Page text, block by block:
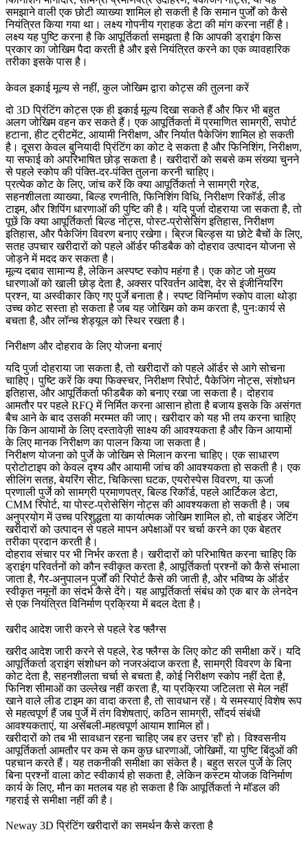
समझाने वाली एक छोटी व्याख्या शामिल हो सकती है कि समान पुर्जों को कैसे
नियंत्रित किया गया था। लक्ष्य गोपनीय ग्राहक डेटा की मांग करना नहीं है।
लक्ष्य यह पुष्टि करना है कि आपूर्तिकर्ता समझता है कि आपकी ड्राइंग किस
प्रकार का जोखिम पैदा करती है और इसे नियंत्रित करने का एक व्यावहारिक
तरीका इसके पास है।
केवल इकाई मूल्य से नहीं, कुल जोखिम द्वारा कोट्स की तुलना करें
दो 3D प्रिंटिंग कोट्स एक ही इकाई मूल्य दिखा सकते हैं और फिर भी बहुत
अलग जोखिम वहन कर सकते हैं। एक आपूर्तिकर्ता में प्रमाणित सामग्री, सपोर्ट
हटाना, हीट ट्रीटमेंट, आयामी निरीक्षण, और निर्यात पैकेजिंग शामिल हो सकती
है। दूसरा केवल बुनियादी प्रिंटिंग का कोट दे सकता है और फिनिशिंग, निरीक्षण,
या सफाई को अपरिभाषित छोड़ सकता है। खरीदारों को सबसे कम संख्या चुनने
से पहले स्कोप की पंक्ति-दर-पंक्ति तुलना करनी चाहिए।
प्रत्येक कोट के लिए, जांच करें कि क्या आपूर्तिकर्ता ने सामग्री ग्रेड,
सहनशीलता व्याख्या, बिल्ड रणनीति, फिनिशिंग विधि, निरीक्षण रिकॉर्ड, लीड
टाइम, और शिपिंग धारणाओं की पुष्टि की है। यदि पुर्जा दोहराया जा सकता है, तो
पूछें कि क्या आपूर्तिकर्ता बिल्ड नोट्स, पोस्ट-प्रोसेसिंग इतिहास, निरीक्षण
इतिहास, और पैकेजिंग विवरण बनाए रखेगा। ब्रिज बिल्ड्स या छोटे बैचों के लिए,
सतह उपचारखरीदारों को पहले ऑर्डर फीडबैक को दोहराव उत्पादन योजना से
जोड़ने में मदद कर सकता है।
मूल्य दबाव सामान्य है, लेकिन अस्पष्ट स्कोप महंगा है। एक कोट जो मुख्य
धारणाओं को खाली छोड़ देता है, अक्सर परिवर्तन आदेश, देर से इंजीनियरिंग
प्रश्न, या अस्वीकार किए गए पुर्जे बनाता है। स्पष्ट विनिर्माण स्कोप वाला थोड़ा
उच्च कोट सस्ता हो सकता है जब यह जोखिम को कम करता है, पुनःकार्य से
बचता है, और लॉन्च शेड्यूल को स्थिर रखता है।
निरीक्षण और दोहराव के लिए योजना बनाएं
यदि पुर्जा दोहराया जा सकता है, तो खरीदारों को पहले ऑर्डर से आगे सोचना
चाहिए। पुष्टि करें कि क्या फिक्स्चर, निरीक्षण रिपोर्ट, पैकेजिंग नोट्स, संशोधन
इतिहास, और आपूर्तिकर्ता फीडबैक को बनाए रखा जा सकता है। दोहराव
आमतौर पर पहले RFQ में निर्मित करना आसान होता है बजाय इसके कि असंगत
बैच आने के बाद उसकी मरम्मत की जाए। खरीदार को यह भी तय करना चाहिए
कि किन आयामों के लिए दस्तावेज़ी साक्ष्य की आवश्यकता है और किन आयामों
के लिए मानक निरीक्षण का पालन किया जा सकता है।
निरीक्षण योजना को पुर्जे के जोखिम से मिलान करना चाहिए। एक साधारण
प्रोटोटाइप को केवल दृश्य और आयामी जांच की आवश्यकता हो सकती है। एक
सीलिंग सतह, बेयरिंग सीट, चिकित्सा घटक, एयरोस्पेस विवरण, या ऊर्जा
प्रणाली पुर्जे को सामग्री प्रमाणपत्र, बिल्ड रिकॉर्ड, पहले आर्टिकल डेटा,
CMM रिपोर्ट, या पोस्ट-प्रोसेसिंग नोट्स की आवश्यकता हो सकती है। जब
अनुप्रयोग में उच्च परिशुद्धता या कार्यात्मक जोखिम शामिल हो, तोबाइंडर जेटिंग
खरीदारों को उत्पादन से पहले मापन अपेक्षाओं पर चर्चा करने का एक बेहतर
तरीका प्रदान करती है।
दोहराव संचार पर भी निर्भर करता है। खरीदारों को परिभाषित करना चाहिए कि
ड्राइंग परिवर्तनों को कौन स्वीकृत करता है, आपूर्तिकर्ता प्रश्नों को कैसे संभाला
जाता है, गैर-अनुपालन पुर्जों की रिपोर्ट कैसे की जाती है, और भविष्य के ऑर्डर
स्वीकृत नमूनों का संदर्भ कैसे देंगे। यह आपूर्तिकर्ता संबंध को एक बार के लेनदेन
से एक नियंत्रित विनिर्माण प्रक्रिया में बदल देता है।
खरीद आदेश जारी करने से पहले रेड फ्लैग्स
खरीद आदेश जारी करने से पहले, रेड फ्लैग्स के लिए कोट की समीक्षा करें। यदि
आपूर्तिकर्ता ड्राइंग संशोधन को नजरअंदाज करता है, सामग्री विवरण के बिना
कोट देता है, सहनशीलता चर्चा से बचता है, कोई निरीक्षण स्कोप नहीं देता है,
फिनिश सीमाओं का उल्लेख नहीं करता है, या प्रक्रिया जटिलता से मेल नहीं
खाने वाले लीड टाइम का वादा करता है, तो सावधान रहें। ये समस्याएं विशेष रूप
से महत्वपूर्ण हैं जब पुर्जे में तंग विशेषताएं, कठिन सामग्री, सौंदर्य संबंधी
आवश्यकताएं, या असेंबली-महत्वपूर्ण आयाम शामिल हों।
खरीदारों को तब भी सावधान रहना चाहिए जब हर उत्तर 'हाँ' हो। विश्वसनीय
आपूर्तिकर्ता आमतौर पर कम से कम कुछ धारणाओं, जोखिमों, या पुष्टि बिंदुओं की
पहचान करते हैं। यह तकनीकी समीक्षा का संकेत है। बहुत सरल पुर्जे के लिए
बिना प्रश्नों वाला कोट स्वीकार्य हो सकता है, लेकिन कस्टम योजक विनिर्माण
कार्य के लिए, मौन का मतलब यह हो सकता है कि आपूर्तिकर्ता ने मॉडल की
गहराई से समीक्षा नहीं की है।
Neway 3D प्रिंटिंग खरीदारों का समर्थन कैसे करता है